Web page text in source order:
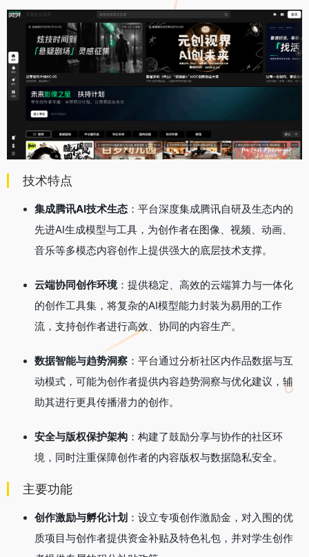
技术特点
集成腾讯AI技术生态 ：平台深度集成腾讯自研及生态内的
先进AI生成模型与工具，为创作者在图像、视频、动画、
音乐等多模态内容创作上提供强大的底层技术支撑。
云端协同创作环境：提供稳定、高效的云端算力与一体化
的创作工具集，将复杂的AI模型能力封装为易用的工作
流，支持创作者进行高效、协同的内容生产。
数据智能与趋势洞察 ：平台通过分析社区内作品数据与互
动模式，可能为创作者提供内容趋势洞察与优化建议，辅
助其进行更具传播潜力的创作。
安全与版权保护架构 ：构建了鼓励分享与协作的社区环
境，同时注重保障创作者的内容版权与数据隐私安全。
主要功能
创作激励与孵化计划 ：设立专项创作激励金，对入围的优
质项目与创作者提供资金补贴及特色礼包，并对学生创作